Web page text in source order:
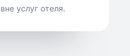
услуг отеля.